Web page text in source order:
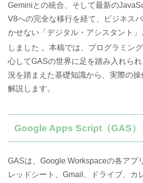
Geminiとの統合、そして最新の
V8への完全な移行を経て、ビジネス
かせない「デジタル・アシスタント
しました 。本稿では、プログラミン
心してGASの世界に足を踏み入れら
況を踏まえた基礎知識から、実際の
解説します。
Google Apps Script（GAS）
GASは、Google Workspaceの各アプ
レッドシート、Gmail、ドライブ、カ